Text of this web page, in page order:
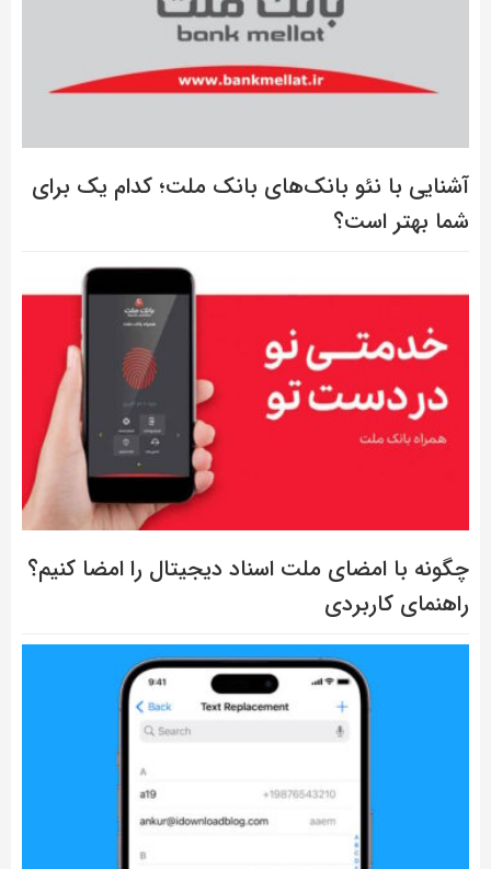
آشنایی با نئو بانک‌های بانک ملت؛ کدام یک برای
شما بهتر است؟
چگونه با امضای ملت اسناد دیجیتال را امضا کنیم؟
راهنمای کاربردی